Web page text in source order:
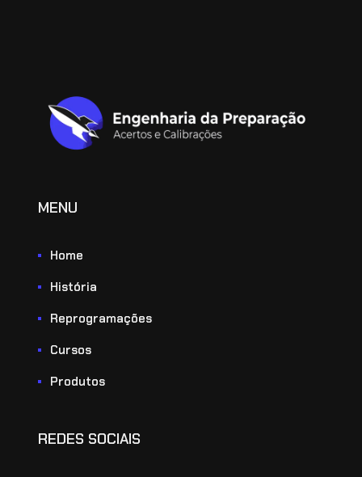
MENU
Home
História
Reprogramações
Cursos
Produtos
REDES SOCIAIS